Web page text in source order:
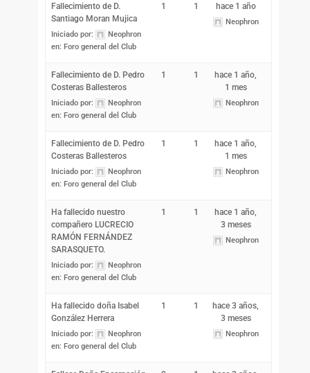
Fallecimiento de D.
Santiago Moran Mujica
Iniciado por:
Neophron
en: Foro general del Club
1 1 hace 1 año
Neophron
Fallecimiento de D. Pedro
Costeras Ballesteros
Iniciado por:
Neophron
en: Foro general del Club
1 1
hace 1 año,
1 mes
Neophron
Fallecimiento de D. Pedro
Costeras Ballesteros
Iniciado por:
Neophron
en: Foro general del Club
1 1
hace 1 año,
1 mes
Neophron
Ha fallecido nuestro
compañero LUCRECIO
RAMÓN FERNÁNDEZ
SARASQUETO.
Iniciado por:
Neophron
en: Foro general del Club
1 1
hace 1 año,
3 meses
Neophron
Ha fallecido doña Isabel
González Herrera
Iniciado por:
Neophron
en: Foro general del Club
1 1
hace 3 años,
3 meses
Neophron